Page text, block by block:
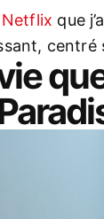
Netflix que